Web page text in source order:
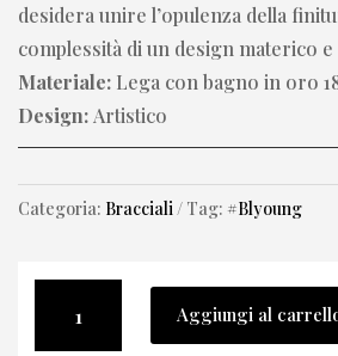
desidera unire l’opulenza della
complessità di un design materico
Materiale: Lega con bagno in oro
Design: Artistico
Categoria: Bracciali Tag: #Blyoung
multifilo
Aggiungi al